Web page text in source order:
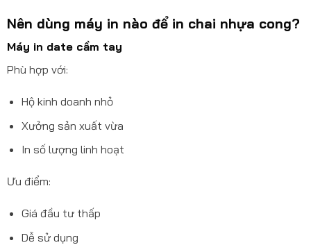
Nên dùng máy in nào để in chai nhựa cong?
Máy in date cầm tay
Phù hợp với:
Hộ kinh doanh nhỏ
Xưởng sản xuất vừa
In số lượng linh hoạt
Ưu điểm:
Giá đầu tư thấp
Dễ sử dụng